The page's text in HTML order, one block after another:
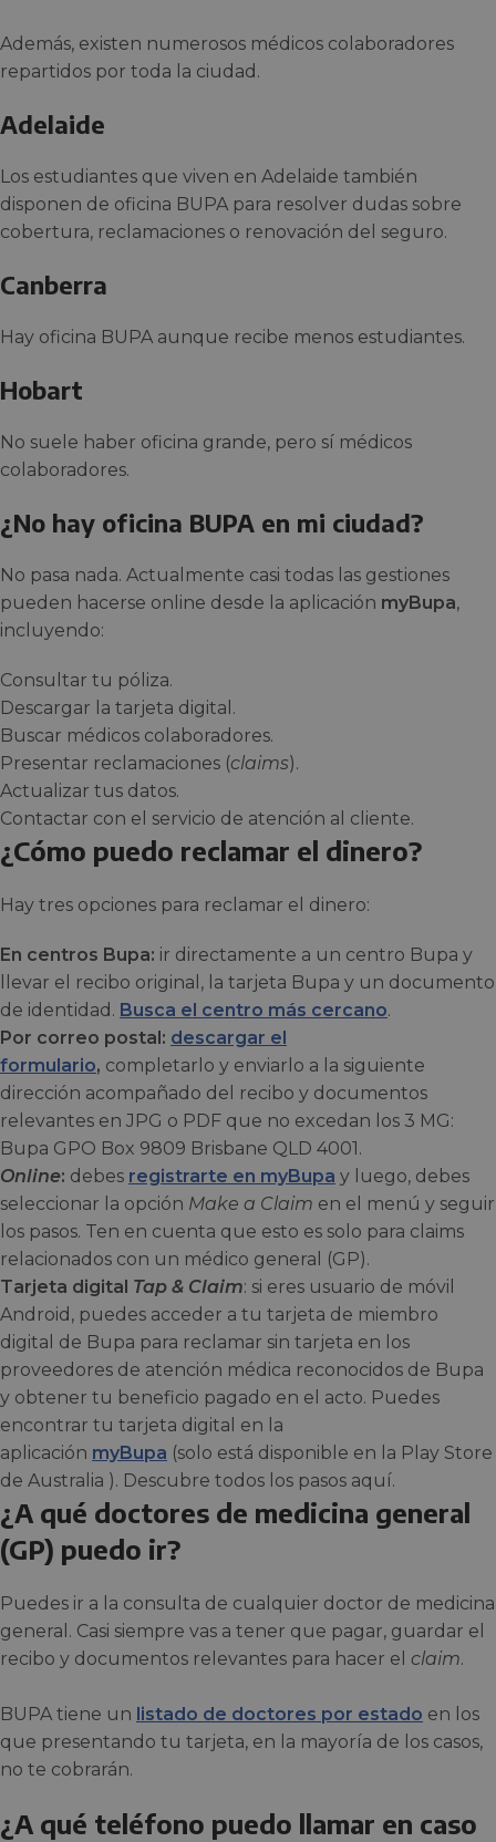
Además, existen numerosos médicos colaboradores
repartidos por toda la ciudad.
Adelaide
Los estudiantes que viven en Adelaide también
disponen de oficina BUPA para resolver dudas sobre
cobertura, reclamaciones o renovación del seguro.
Canberra
Hay oficina BUPA aunque recibe menos estudiantes.
Hobart
No suele haber oficina grande, pero sí médicos
colaboradores.
¿No hay oficina BUPA en mi ciudad?
No pasa nada. Actualmente casi todas las gestiones
pueden hacerse online desde la aplicación myBupa,
incluyendo:
Consultar tu póliza.
Descargar la tarjeta digital.
Buscar médicos colaboradores.
Presentar reclamaciones (claims).
Actualizar tus datos.
Contactar con el servicio de atención al cliente.
¿Cómo puedo reclamar el dinero?
Hay tres opciones para reclamar el dinero:
En centros Bupa: ir directamente a un centro Bupa y
llevar el recibo original, la tarjeta Bupa y un documento
de identidad. Busca el centro más cercano.
Por correo postal: descargar el
formulario, completarlo y enviarlo a la siguiente
dirección acompañado del recibo y documentos
relevantes en JPG o PDF que no excedan los 3 MG:
Bupa GPO Box 9809 Brisbane QLD 4001.
Online: debes registrarte en myBupa y luego, debes
seleccionar la opción Make a Claim en el menú y seguir
los pasos. Ten en cuenta que esto es solo para claims
relacionados con un médico general (GP).
Tarjeta digital Tap & Claim: si eres usuario de móvil
Android, puedes acceder a tu tarjeta de miembro
digital de Bupa para reclamar sin tarjeta en los
proveedores de atención médica reconocidos de Bupa
y obtener tu beneficio pagado en el acto. Puedes
encontrar tu tarjeta digital en la
aplicación myBupa (solo está disponible en la Play Store
de Australia ). Descubre todos los pasos aquí.
¿A qué doctores de medicina general
(GP) puedo ir?
Puedes ir a la consulta de cualquier doctor de medicina
general. Casi siempre vas a tener que pagar, guardar el
recibo y documentos relevantes para hacer el claim.
BUPA tiene un listado de doctores por estado en los
que presentando tu tarjeta, en la mayoría de los casos,
no te cobrarán.
¿A qué teléfono puedo llamar en caso